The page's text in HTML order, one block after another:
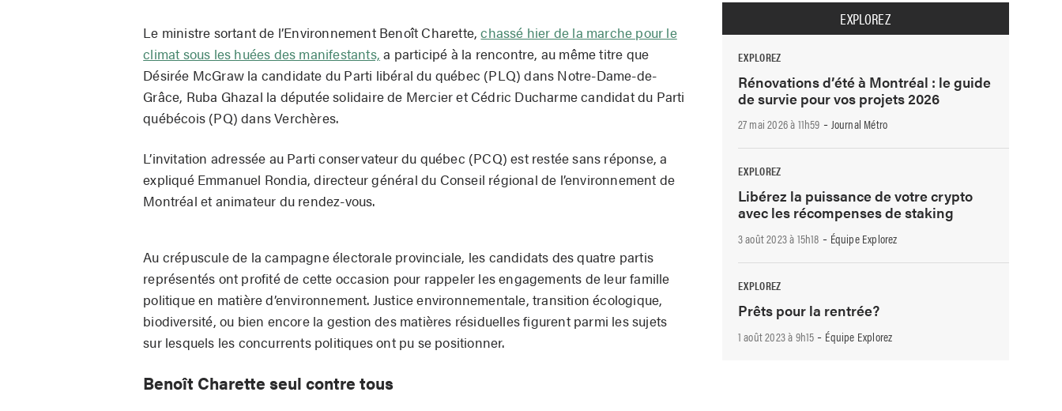
Le ministre sortant de l’Environnement Benoît Charette,chassé hier de la marche pour le
climat sous les huées des manifestants, a participé à la rencontre, au même titre que
Désirée McGraw la candidate du Parti libéral du québec (PLQ) dans Notre-Dame-de-
Grâce, Ruba Ghazal la députée solidaire de Mercier et Cédric Ducharme candidat du Parti
québécois (PQ) dans Verchères.
L’invitation adressée au Parti conservateur du québec (PCQ) est restée sans réponse, a
expliqué Emmanuel Rondia, directeur général du Conseil régional de l’environnement de
Montréal et animateur du rendez-vous.
Au crépuscule de la campagne électorale provinciale, les candidats des quatre partis
représentés ont profité de cette occasion pour rappeler les engagements de leur famille
politique en matière d’environnement. Justice environnementale, transition écologique,
biodiversité, ou bien encore la gestion des matières résiduelles figurent parmi les sujets
sur lesquels les concurrents politiques ont pu se positionner.
Benoît Charette seul contre tous
EXPLOREZ
EXPLOREZ
Rénovations d’été à Montréal : le guide
de survie pour vos projets 2026
27 mai 2026 à 11h59 -Journal Métro
EXPLOREZ
Libérez la puissance de votre crypto
avec les récompenses de staking
3 août 2023 à 15h18 - Équipe Explorez
EXPLOREZ
Prêts pour la rentrée?
1 août 2023 à 9h15 - Équipe Explorez